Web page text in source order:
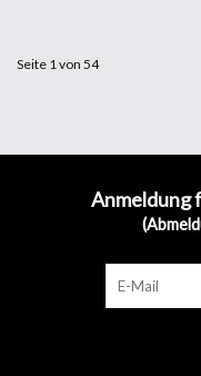
Seite 1 von 54
Anmeldung